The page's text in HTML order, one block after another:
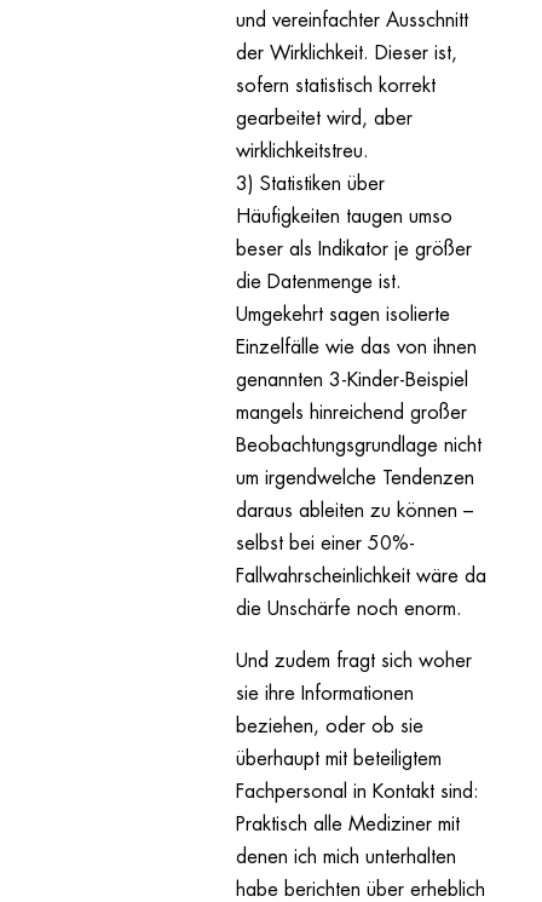
und vereinfachter Ausschnitt
der Wirklichkeit. Dieser ist,
sofern statistisch korrekt
gearbeitet wird, aber
wirklichkeitstreu.
3) Statistiken über
Häufigkeiten taugen umso
beser als Indikator je größer
die Datenmenge ist.
Umgekehrt sagen isolierte
Einzelfälle wie das von ihnen
genannten 3-Kinder-Beispiel
mangels hinreichend großer
Beobachtungsgrundlage nicht
um irgendwelche Tendenzen
daraus ableiten zu können –
selbst bei einer 50%-
Fallwahrscheinlichkeit wäre da
die Unschärfe noch enorm.
Und zudem fragt sich woher
sie ihre Informationen
beziehen, oder ob sie
überhaupt mit beteiligtem
Fachpersonal in Kontakt sind:
Praktisch alle Mediziner mit
denen ich mich unterhalten
habe berichten über erheblich